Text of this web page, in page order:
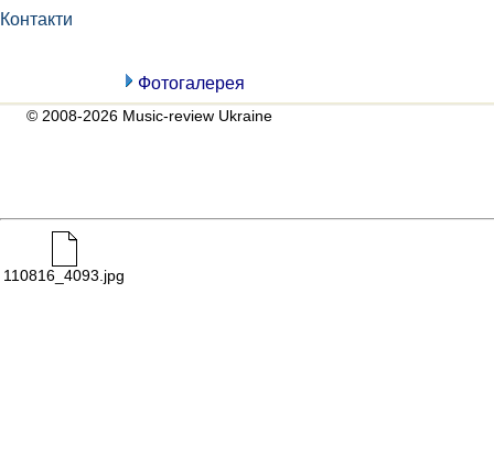
Контакти
Фотогалерея
© 2008-2026 Music-review Ukraine
110816_4093.jpg